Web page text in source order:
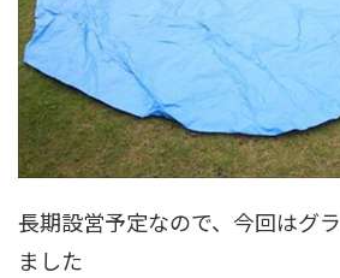
長期設営予定なので、今回はグ
ました